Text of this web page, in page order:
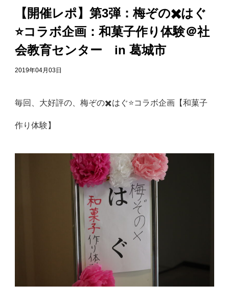
【開催レポ】第3弾：梅ぞの✖️はぐ
⭐️コラボ企画：和菓子作り体験＠社
会教育センター in 葛城市
2019年04月03日
毎回、大好評の、梅ぞの✖️はぐ⭐️コラボ企画【和菓子
作り体験】